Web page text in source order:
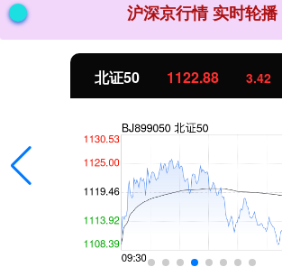
沪深京行情 实时轮播
北证50 1122.88 3.42